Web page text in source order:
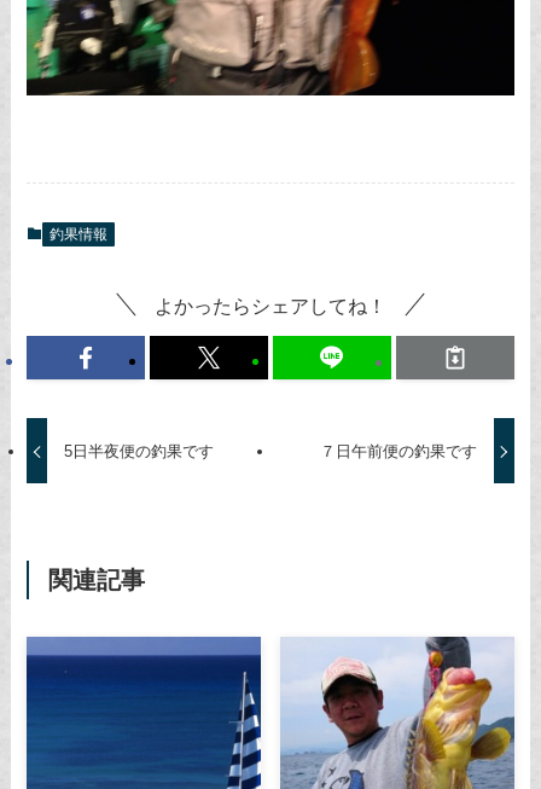
釣果情報
よかったらシェアしてね！
5日半夜便の釣果です ７日午前便の釣果です
関連記事